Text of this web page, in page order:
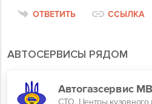
АВТОСЕРВИСЫ РЯДОМ
Автогазсервис
СТО, Центры кузовного
ОТВЕТИТЬ
ССЫЛКА